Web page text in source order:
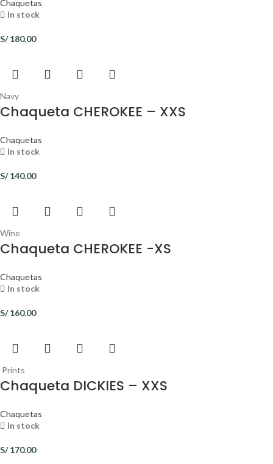
Chaquetas
In stock
S/180.00
Navy
Chaqueta CHEROKEE – XXS
Chaquetas
In stock
S/140.00
Wine
Chaqueta CHEROKEE -XS
Chaquetas
In stock
S/160.00
Prints
Chaqueta DICKIES – XXS
Chaquetas
In stock
S/170.00